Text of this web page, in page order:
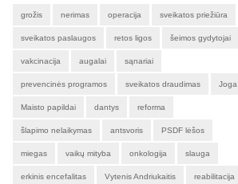
grožis nerimas operacija sveikatos priežiūra
sveikatos paslaugos retos ligos šeimos gydytojai
vakcinacija augalai sąnariai
prevencinės programos sveikatos draudimas Joga
Maisto papildai dantys reforma
šlapimo nelaikymas antsvoris PSDF lėšos
miegas vaikų mityba onkologija slauga
erkinis encefalitas Vytenis Andriukaitis reabilitacija